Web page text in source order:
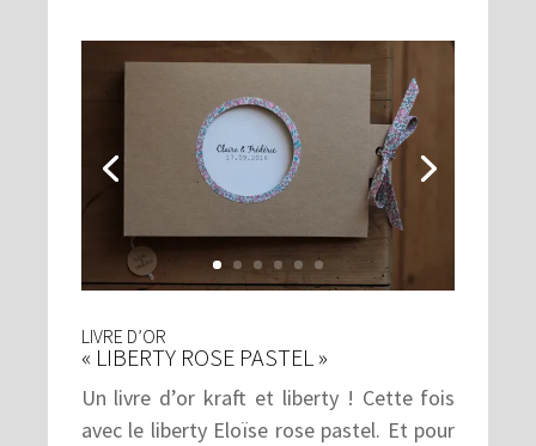
LIVRE D’OR
« LIBERTY ROSE PASTEL »
Un livre d’or kraft et liberty ! Cette fois
avec le liberty Eloïse rose pastel. Et pour